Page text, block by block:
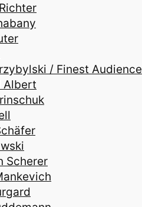
/ Finest Audience
Albert
Scherer